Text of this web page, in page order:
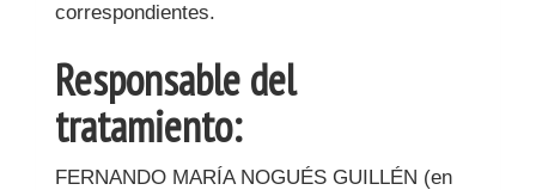
correspondientes.
Responsable del
tratamiento:
FERNANDO MARÍA NOGUÉS GUILLÉN (en